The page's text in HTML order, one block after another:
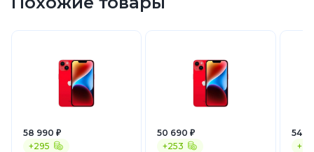
+295
58 990 ₽
+253
50 690 ₽ 54